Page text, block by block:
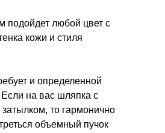
подойдет любой цвет с
кожи и стиля
и определенной
Если на вас шляпка с
то гармонично
объемный пучок